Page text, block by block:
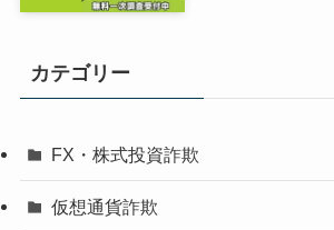
カテゴリー
FX・株式投資詐欺
仮想通貨詐欺